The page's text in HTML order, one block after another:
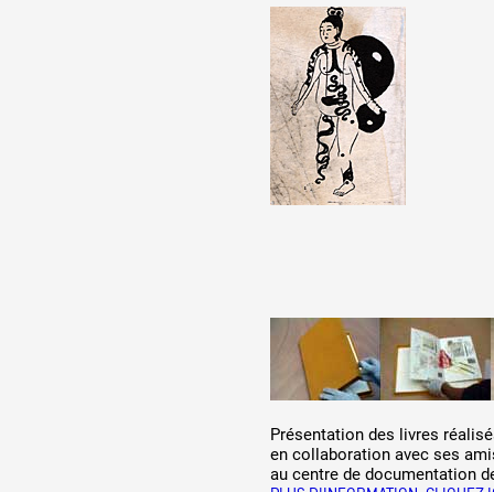
Production vidéo
Formation
Événements
public
RéseauPrésentation des livres
en collaboration avec ses
au centre de documentation